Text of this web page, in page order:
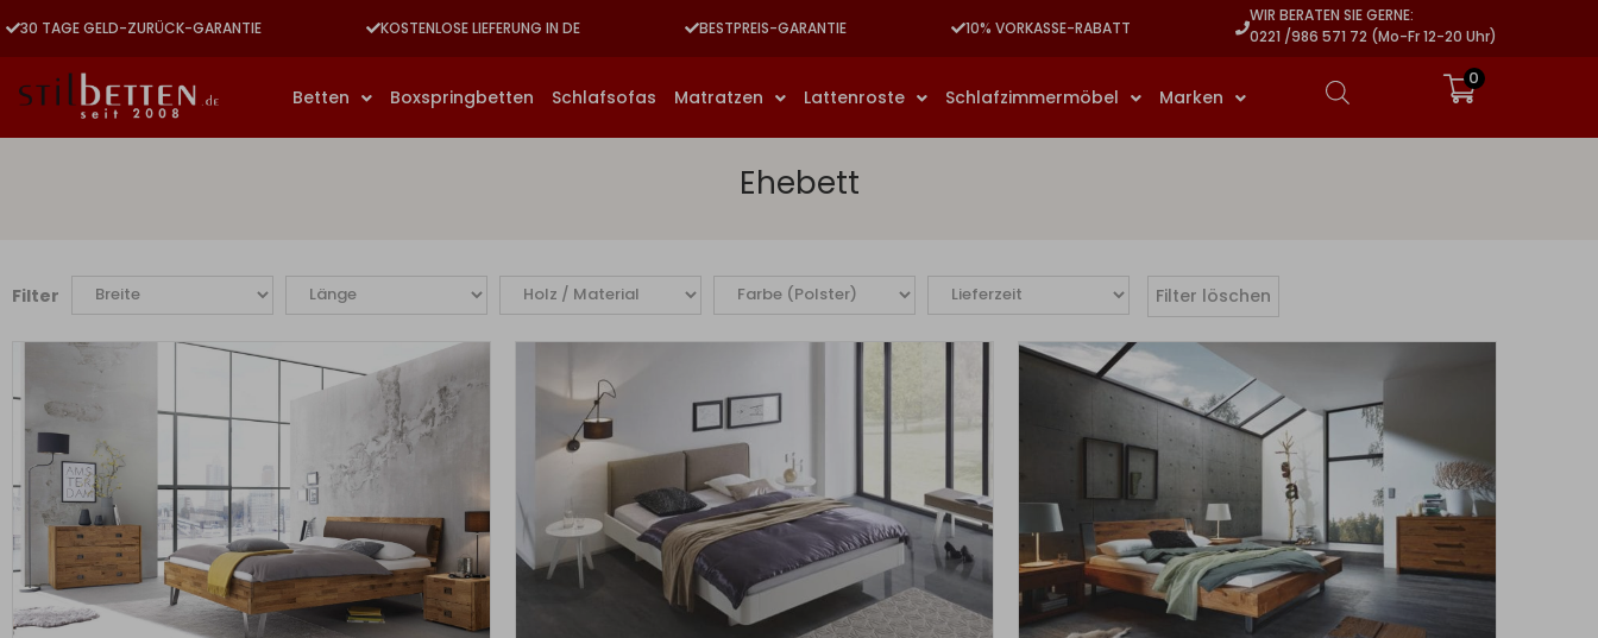
30 TAGE GELD-ZURÜCK-GARANTIE KOSTENLOSE LIEFERUNG IN DE BESTPREIS-GARANTIE 10% VORKASSE-RABATT
WIR BERATEN SIE GERNE:
0221 /986 571 72 (Mo-Fr 12-20 Uhr)
Betten Boxspringbetten Schlafsofas Matratzen Lattenroste Schlafzimmermöbel Marken
0
Ehebett
Filter Filter löschen